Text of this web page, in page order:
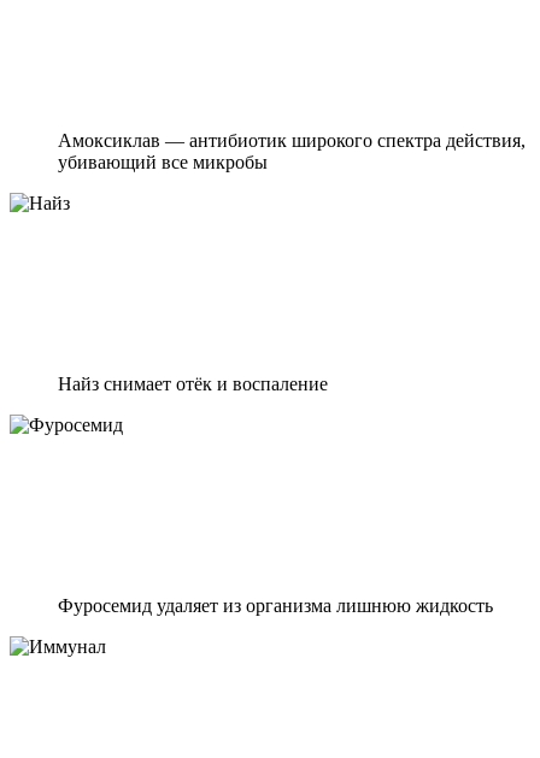
Амоксиклав — антибиотик широкого спектра действия,
убивающий все микробы
Найз снимает отёк и воспаление
Фуросемид удаляет из организма лишнюю жидкость